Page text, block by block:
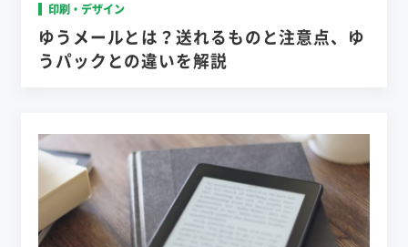
印刷・デザイン
ゆうメールとは？送れるものと注意点、ゆ
うパックとの違いを解説